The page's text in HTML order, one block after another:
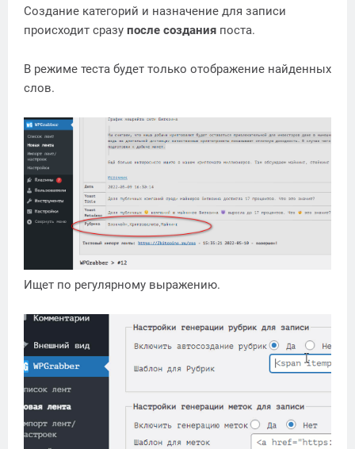
Создание категорий и назначение для записи
происходит сразу после создания поста.
В режиме теста будет только отображение найденных
слов.
Ищет по регулярному выражению.